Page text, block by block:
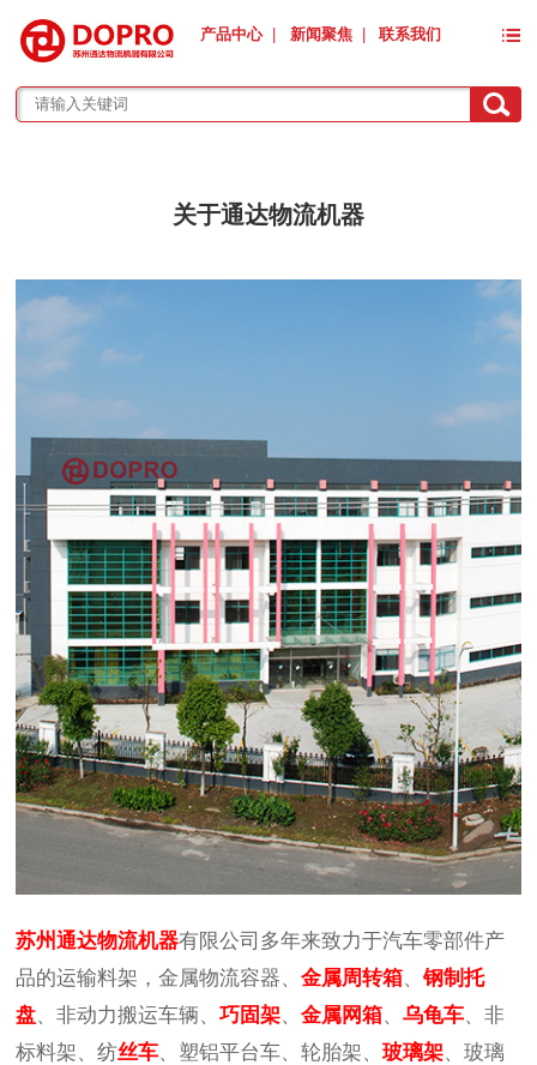
产品中心 新闻聚焦 联系我们
关于通达物流机器
苏州通达物流机器有限公司多年来致力于汽车零部件产
品的运输料架，金属物流容器、 金属周转箱
钢制托
盘 、非动力搬运车辆、 巧固架 金属网箱 乌龟车 、非
标料架、纺丝车 、塑铝平台车、轮胎架、 玻璃架 、玻璃